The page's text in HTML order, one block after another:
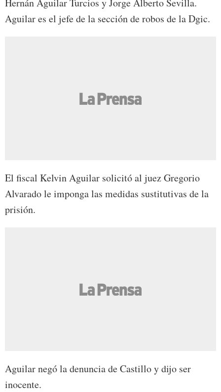
Hernán Aguilar Turcios y Jorge Alberto Sevilla.
Aguilar es el jefe de la sección de robos de la Dgic.
El fiscal Kelvin Aguilar solicitó al juez Gregorio
Alvarado le imponga las medidas sustitutivas de la
prisión.
Aguilar negó la denuncia de Castillo y dijo ser
inocente.